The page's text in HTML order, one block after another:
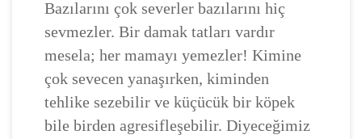
Bazılarını çok severler bazılarını hiç
sevmezler. Bir damak tatları vardır
mesela; her mamayı yemezler! Kimine
çok sevecen yanaşırken, kiminden
tehlike sezebilir ve küçücük bir köpek
bile birden agresifleşebilir. Diyeceğimiz